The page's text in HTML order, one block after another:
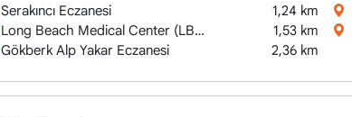
Serakıncı Eczanesi
1,24 km
Long Beach Medical Center (LBMC)
1,53 km
Gökberk Alp Yakar Eczanesi
2,36 km